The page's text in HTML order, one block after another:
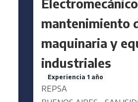
Sin experiencia
LACTEOS LA SAGRADA
BUENOS AIRES -